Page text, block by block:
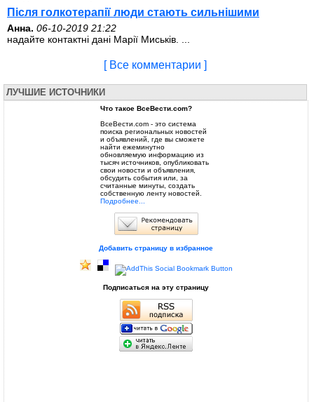
Після голкотерапії люди стають сильнішими
Анна. 06-10-2019 21:22
надайте контактні дані Марії Миськів. ...
[ Все комментарии ]
ЛУЧШИЕ ИСТОЧНИКИ
Что такое ВсеВести.com?
ВсеВести.com - это система
поиска региональных новостей
и объявлений, где вы сможете
найти ежеминутно
обновляемую информацию из
тысяч источников, опубликовать
свои новости и объявления,
обсудить события или, за
считанные минуты, создать
собственную ленту новостей.
Подробнее...
Добавить страницу в избранное
Подписаться на эту страницу